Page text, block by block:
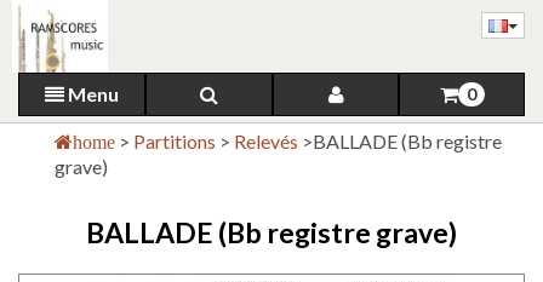
Menu 0
home > Partitions > Relevés >BALLADE (Bb registre
grave)
BALLADE (Bb registre grave)